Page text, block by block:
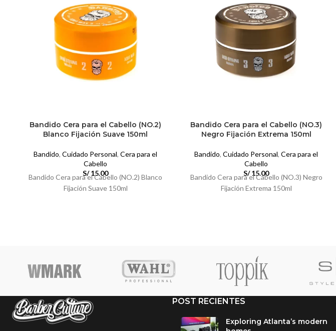
Bandido Cera para el Cabello (NO.2)
Blanco Fijación Suave 150ml
Bandido, Cuidado Personal, Cera para el
Cabello
S/15.00
Bandido Cera para el Cabello (NO.2) Blanco
Fijación Suave 150ml
Bandido Cera para el Cabello (NO.3)
Negro Fijación Extrema 150ml
Bandido, Cuidado Personal, Cera para el
Cabello
S/15.00
Bandido Cera para el Cabello (NO.3) Negro
Fijación Extrema 150ml
POST RECIENTES
Exploring Atlanta’s modern